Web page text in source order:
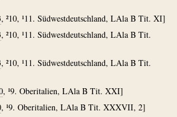
, ²10, ¹11. Südwestdeutschland, LAla B Tit. XI]
, ²10, ¹11. Südwestdeutschland, LAla B Tit.
, ²10, ¹11. Südwestdeutschland, LAla B Tit.
, ¹9. Oberitalien, LAla B Tit. XXI]
, ¹9. Oberitalien, LAla B Tit. XXXVII, 2]